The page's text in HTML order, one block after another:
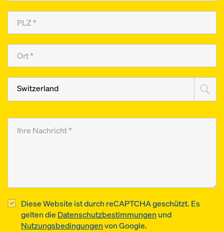
Switzerland
Diese Website ist durch reCAPTCHA geschützt. Es
gelten die Datenschutzbestimmungen und
Nutzungsbedingungenvon Google.